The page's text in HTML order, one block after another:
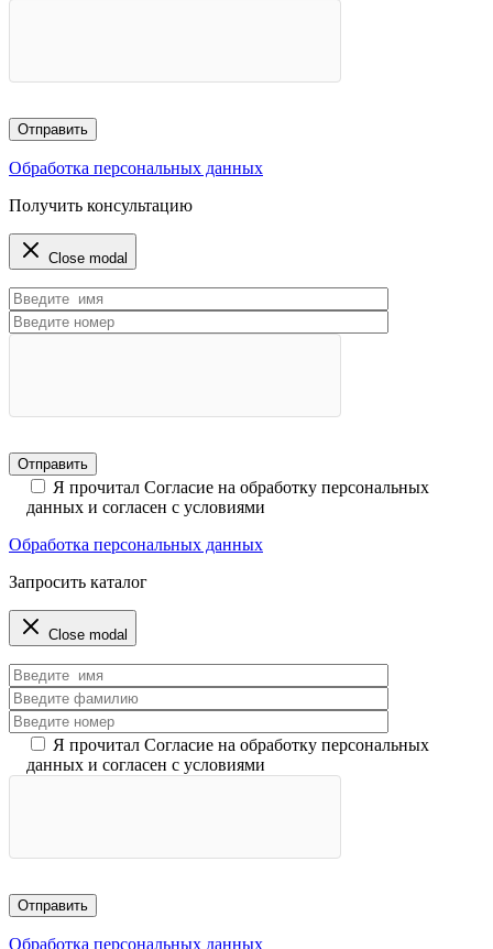
Обработка персональных данных
Получить консультацию
Close modal
Я прочитал Согласие на обработку персональных
данных и согласен с условиями
Обработка персональных данных
Запросить каталог
Close modal
Я прочитал Согласие на обработку персональных
данных и согласен с условиями
Обработка персональных данных